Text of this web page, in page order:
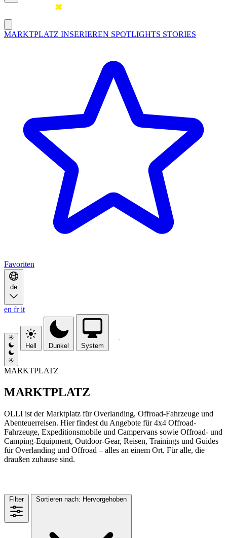
MARKTPLATZ INSERIEREN SPOTLIGHTS STORIES
Favoriten
de
en frit
Hell Dunkel System
MARKTPLATZ
MARKTPLATZ
OLLI ist der Marktplatz für Overlanding, Offroad-Fahrzeuge und
Abenteuerreisen. Hier findest du Angebote für 4x4 Offroad-
Fahrzeuge, Expeditionsmobile und Campervans sowie Offroad- und
Camping-Equipment, Outdoor-Gear, Reisen, Trainings und Guides
für Overlanding und Offroad – alles an einem Ort. Für alle, die
draußen zuhause sind.
Filter Sortieren nach: Hervorgehoben